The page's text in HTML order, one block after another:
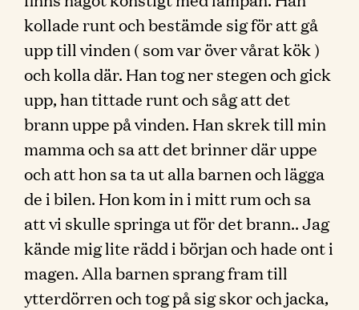
kollade runt och bestämde sig för att gå
upp till vinden ( som var över vårat kök )
och kolla där. Han tog ner stegen och gick
upp, han tittade runt och såg att det
brann uppe på vinden. Han skrek till min
mamma och sa att det brinner där uppe
och att hon sa ta ut alla barnen och lägga
de i bilen. Hon kom in i mitt rum och sa
att vi skulle springa ut för det brann.. Jag
kände mig lite rädd i början och hade ont i
magen. Alla barnen sprang fram till
ytterdörren och tog på sig skor och jacka,